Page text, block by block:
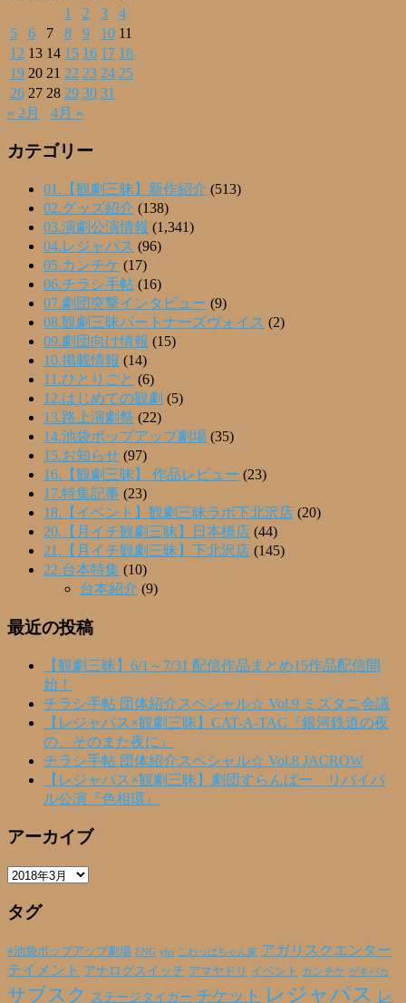
1
2 3
4
5
6 7 8 9 10 11
12 13 14 15 16 17 18
19 20 21 22 23 24 25
26 27 28 29 30 31
« 2月
4月 »
カテゴリー
01.【観劇三昧】新作紹介 (513)
02.グッズ紹介 (138)
03.演劇公演情報 (1,341)
04.レジャパス (96)
05.カンチケ (17)
06.チラシ手帖 (16)
07.劇団突撃インタビュー (9)
08.観劇三昧パートナーズヴォイス (2)
09.劇団向け情報 (15)
10.掲載情報 (14)
11.ひとりごと (6)
12.はじめての観劇 (5)
13.路上演劇祭 (22)
14.池袋ポップアップ劇場 (35)
15.お知らせ (97)
16.【観劇三昧】 作品レビュー (23)
17.特集記事 (23)
18.【イベント】観劇三昧ラボ下北沢店 (20)
20.【月イチ観劇三昧】日本橋店 (44)
21.【月イチ観劇三昧】下北沢店 (145)
22.台本特集 (10)
台本紹介 (9)
最近の投稿
【観劇三昧】6/1～7/31 配信作品まとめ15作品配信開
始！
チラシ手帖 団体紹介スペシャル☆ Vol.9 ミズタニ会議
【レジャパス×観劇三昧】CAT-A-TAC『銀河鉄道の夜
の、そのまた夜に』
チラシ手帖 団体紹介スペシャル☆ Vol.8 JACROW
【レジャパス×観劇三昧】劇団すらんばー リバイバ
ル公演『色相環』
アーカイブ
ア
カ
ブ
タグ
#池袋ポップアップ劇場 ENG yhs こわっぱちゃん家 アガリスクエンター
テイメント アナログスイッチ アマヤドリ イベント カンチケ ゲキバカ
サブスク ステージタイガー チケット レジャパス レ